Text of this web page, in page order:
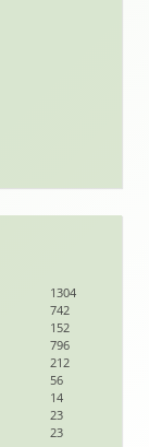
1304
742
152
796
212
56
14
23
23